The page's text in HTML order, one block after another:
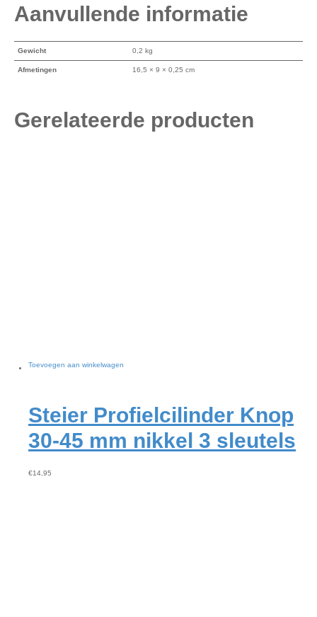
Aanvullende informatie
Gewicht 0,2 kg
Afmetingen 16,5 × 9 × 0,25 cm
Gerelateerde producten
Toevoegen aan winkelwagen
Steier Profielcilinder Knop
30-45 mm nikkel 3 sleutels
€14,95